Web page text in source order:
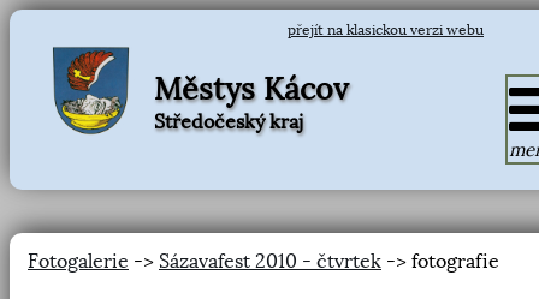
přejít na klasickou verzi webu
Městys Kácov
Středočeský kraj
Fotogalerie -> Sázavafest 2010 - čtvrtek -> fotografie